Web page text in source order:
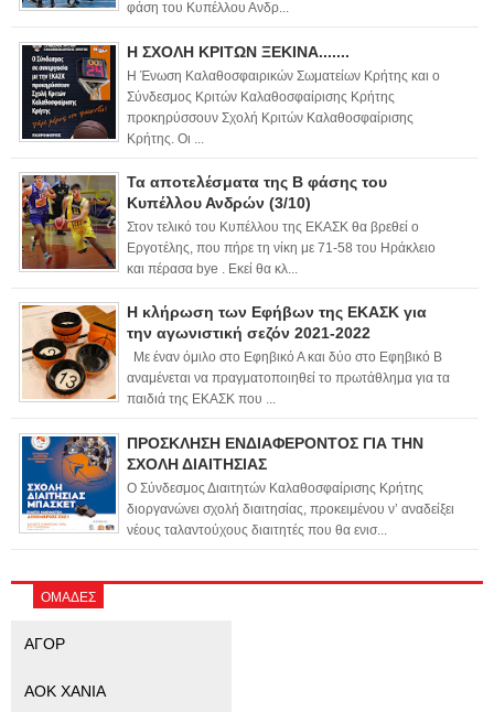
φάση του Κυπέλλου Ανδρ...
Η ΣΧΟΛΗ ΚΡΙΤΩΝ ΞΕΚΙΝΑ.......
Η Ένωση Καλαθοσφαιρικών Σωματείων Κρήτης και ο
Σύνδεσμος Κριτών Καλαθοσφαίρισης Κρήτης
προκηρύσσουν Σχολή Κριτών Καλαθοσφαίρισης
Κρήτης. Οι ...
Τα αποτελέσματα της Β φάσης του
Κυπέλλου Ανδρών (3/10)
Στον τελικό του Κυπέλλου της ΕΚΑΣΚ θα βρεθεί ο
Εργοτέλης, που πήρε τη νίκη με 71-58 του Ηράκλειο
και πέρασα bye . Εκεί θα κλ...
Η κλήρωση των Εφήβων της ΕΚΑΣΚ για
την αγωνιστική σεζόν 2021-2022
Με έναν όμιλο στο Εφηβικό Α και δύο στο Εφηβικό Β
αναμένεται να πραγματοποιηθεί το πρωτάθλημα για τα
παιδιά της ΕΚΑΣΚ που ...
ΠΡΟΣΚΛΗΣΗ ΕΝΔΙΑΦΕΡΟΝΤΟΣ ΓΙΑ ΤΗΝ
ΣΧΟΛΗ ΔΙΑΙΤΗΣΙΑΣ
Ο Σύνδεσμος Διαιτητών Καλαθοσφαίρισης Κρήτης
διοργανώνει σχολή διαιτησίας, προκειμένου ν’ αναδείξει
νέους ταλαντούχους διαιτητές που θα ενισ...
ΟΜΑΔΕΣ
ΑΓΟΡ
ΑΟΚ ΧΑΝΙΑ